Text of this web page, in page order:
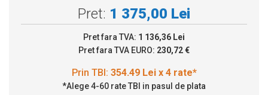
Pret: 1 375,00 Lei
Pret fara TVA: 1 136,36 Lei
Pret fara TVA EURO: 230,72 €
*Alege 4-60 rate TBI in pasul de plata